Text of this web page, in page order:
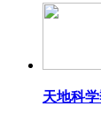
天地科